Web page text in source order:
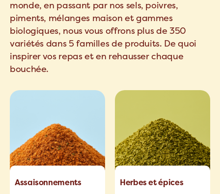
monde, en passant par nos sels, poivres,
piments, mélanges maison et gammes
biologiques, nous vous offrons plus de 350
variétés dans 5 familles de produits. De quoi
inspirer vos repas et en rehausser chaque
bouchée.
Assaisonnements Herbes et épices